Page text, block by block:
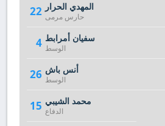
22 المهدي الحرار
حارس مرمى
4 سفيان أمرابط
الوسط
26 أنس باش
الوسط
15 محمد الشيبي
الدفاع